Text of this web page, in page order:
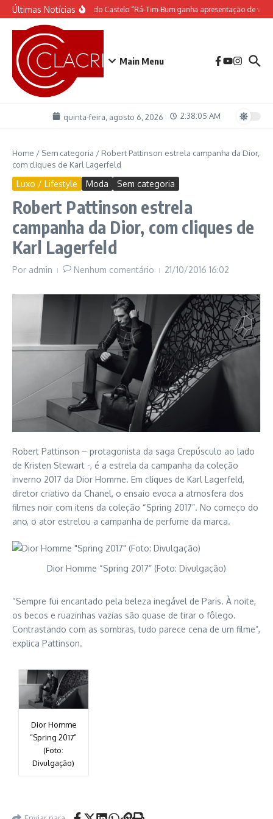
Ir para o conteúdo
Últimas NotíciasO espetáculo do Castelo “Rá-Tim-Bum ganha apresentação de
Main Menu
quinta-feira, agosto 6, 2026 2:38:06 AM
Home / Sem categoria / Robert Pattinson estrela campanha da Dior,
com cliques de Karl Lagerfeld
Luxo / Lifestyle Moda Sem categoria
Robert Pattinson estrela
campanha da Dior, com cliques de
Karl Lagerfeld
Por admin Nenhum comentário 21/10/2016 16:02
Robert Pattinson – protagonista da saga Crepúsculo ao lado
de Kristen Stewart -, é a estrela da campanha da coleção
inverno 2017 da Dior Homme. Em cliques de Karl Lagerfeld,
diretor criativo da Chanel, o ensaio evoca a atmosfera dos
filmes noir com itens da coleção “Spring 2017”. No começo do
ano, o ator estrelou a campanha de perfume da marca.
Dior Homme “Spring 2017” (Foto: Divulgação)
“Sempre fui encantado pela beleza inegável de Paris. À noite,
os becos e ruazinhas vazias são quase de tirar o fôlego.
Contrastando com as sombras, tudo parece cena de um filme”,
explica Pattinson.
Dior Homme
“Spring 2017”
(Foto:
Divulgação)